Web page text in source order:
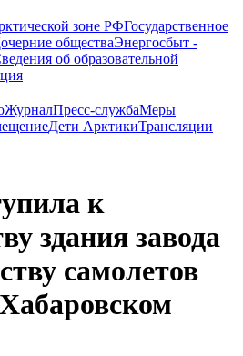
зоне РФГосударственное
обществаЭнергосбыт -
об образовательной
ЖурналПресс-службаМеры
Дети АрктикиТрансляции
к
здания завода
самолетов